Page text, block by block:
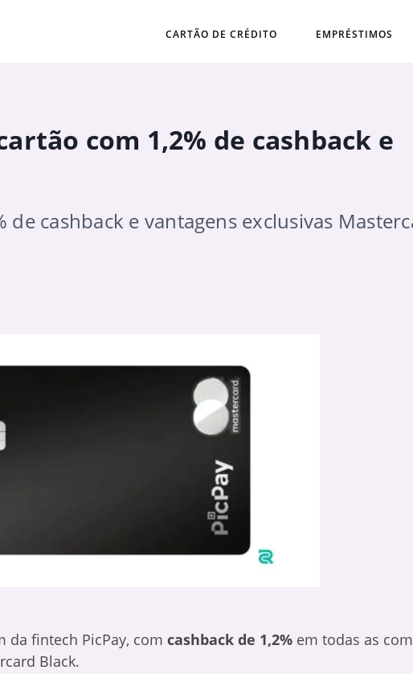
CARTÃO DE CRÉDITO EMPRÉSTIMOS
com 1,2% de cashback e
de cashback e vantagens exclusivas
da fintech PicPay, com cashback de 1,2% em todas as
Black.